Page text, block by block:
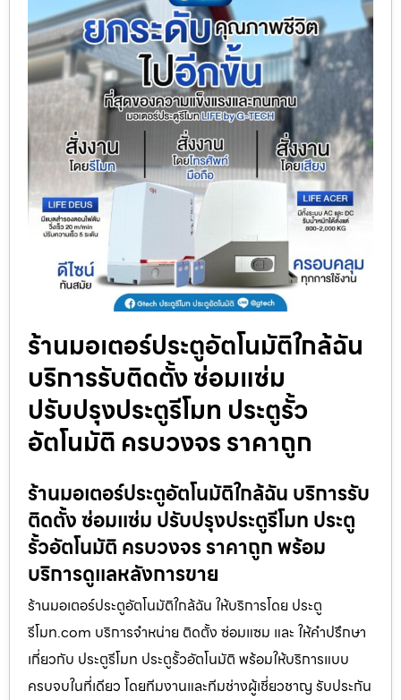
ร้านมอเตอร์ประตูอัตโนมัติใกล้ฉัน
บริการรับติดตั้ง ซ่อมแซ่ม
ปรับปรุงประตูรีโมท ประตูรั้ว
อัตโนมัติ ครบวงจร ราคาถูก
ร้านมอเตอร์ประตูอัตโนมัติใกล้ฉัน บริการรับ
ติดตั้ง ซ่อมแซ่ม ปรับปรุงประตูรีโมท ประตู
รั้วอัตโนมัติ ครบวงจร ราคาถูก พร้อม
บริการดูแลหลังการขาย
ร้านมอเตอร์ประตูอัตโนมัติใกล้ฉัน ให้บริการโดย ประตู
รีโมท.com บริการจำหน่าย ติดตั้ง ซ่อมแซม และ ให้คำปรึกษา
เกี่ยวกับ ประตูรีโมท ประตูรั้วอัตโนมัติ พร้อมให้บริการแบบ
ครบจบในที่เดียว โดยทีมงานและทีมช่างผู้เชี่ยวชาญ รับประกัน